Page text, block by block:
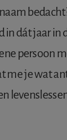
dát jaar in
persoon
me je wat